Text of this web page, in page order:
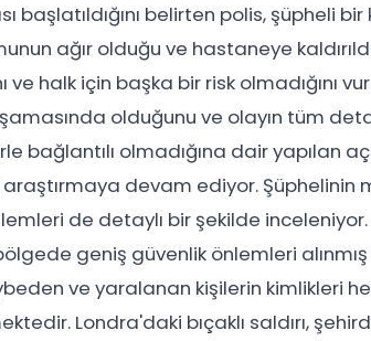
başlatıldığını belirten polis, şüpheli
ağır olduğu ve hastaneye
ve halk için başka bir risk olmadığını
olduğunu ve olayın tüm
bağlantılı olmadığına dair yapılan
devam ediyor. Şüphelinin
de detaylı bir şekilde inceleniyor.
geniş güvenlik önlemleri
ve yaralanan kişilerin kimlikleri
Londra'daki bıçaklı saldırı,